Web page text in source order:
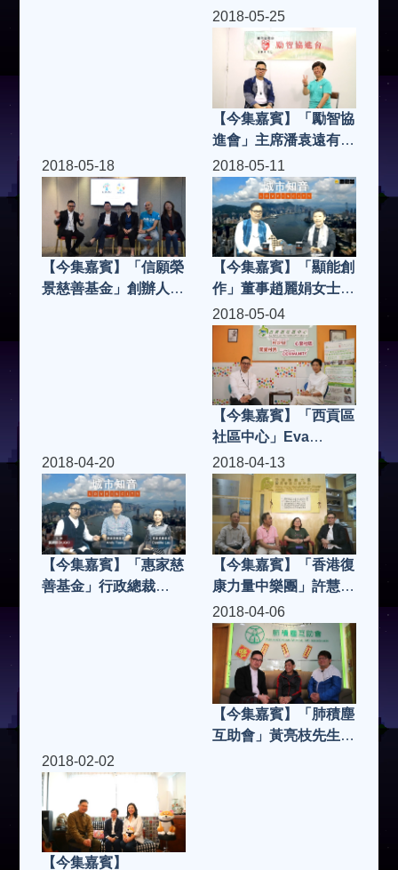
羅國華先生，「THE
JOOMAK」大廚夏敬
良師傅、PR 阿 PEN |
城市知音 S3(第8集)
2018-05-25
【今集嘉賓】「勵智協
進會」主席潘袁遠有女
士，「膳心小館」經理
聖子、「香港防止虐待
長者協會」Locasi、
嘉賓主持 William 林柏
希 | 城市知音 S3(第7
集)
2018-05-18
【今集嘉賓】「信願榮
景慈善基金」創辦人
2018-05-11
【今集嘉賓】「顯能創
作」董事趙麗娟女士、
「La Postre」老闆
Jerry Yu | 城市知音
S3(第5集)
2018-05-04
【今集嘉賓】「西貢區
社區中心」Eva
Chan、「Bread
Espresso &」Victor
Wong，嘉賓主持謝偉
倫 | 城市知音 S3(第4
集)
2018-04-20
【今集嘉賓】「惠家慈
善基金」行政總裁
2018-04-13
【今集嘉賓】「香港復
康力量中樂團」許慧儀
女士、高秩群老師、劉
清湧指輝、團員
Olivia，「Cafe 362」
張先生、Mac、Milton
| 城市知音 S3(第2集)
2018-04-06
【今集嘉賓】「肺積塵
互助會」黃亮枝先生及
2018-02-02
【今集嘉賓】